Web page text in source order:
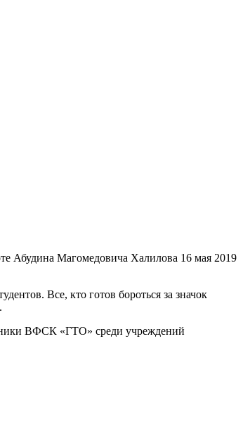
Абудина Магомедовича Халилова 16 мая 2019
Все, кто готов бороться за значок
ВФСК «ГТО» среди учреждений